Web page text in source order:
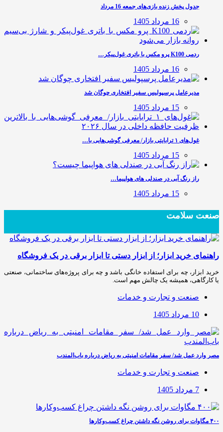
جدول پخش زنده بازی‌های جمعه 16 مرداد
16 مرداد 1405
ردمی K100 پرو مکس با باتری غول‌پیکر…
16 مرداد 1405
مدیرعامل پرسپولیس سفیر افتخاری چوگان شد
15 مرداد 1405
غول‌های ۱ ترابایتی بازار/ معرفی گوشی‌هایی با…
15 مرداد 1405
راز رنگ آبی در صندلی های هواپیما…
15 مرداد 1405
صنعت سلامت
راهنمای خرید ابزار؛ از ابزار دستی تا ابزار برقی در یک فروشگاه
خرید ابزار، چه برای استفاده خانگی باشد و چه برای پروژه‌های ساختمانی، صنعتی
یا کارگاهی، همیشه یک چالش مهم است.
صنعت و تجارت و خدمات
10 مرداد 1405
مصر وارد عمل شد/ سفر مقامات امنیتی به ریاض درباره باب‌المندب
صنعت و تجارت و خدمات
7 مرداد 1405
۴۰۰ مگاوات برای روشن نگه داشتن چراغ کسب‌وکار‌ها